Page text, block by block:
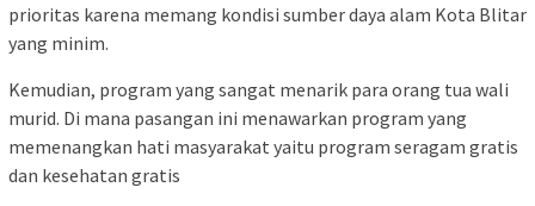
prioritas karena memang kondisi sumber daya alam Kota Blitar
yang minim.
Kemudian, program yang sangat menarik para orang tua wali
murid. Di mana pasangan ini menawarkan program yang
memenangkan hati masyarakat yaitu program seragam gratis
dan kesehatan gratis